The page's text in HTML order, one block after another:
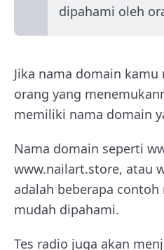
dipahami oleh
Jika nama domain
orang yang
memiliki nama domain
Nama domain seperti
www.nailart.store, atau
adalah beberapa
mudah dipahami.
Tes radio juga akan